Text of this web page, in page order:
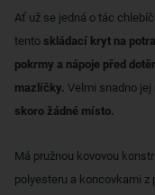
Ať už se jedná o tác
tento skládací kryt na
pokrmy a nápoje před
mazlíčky. Velmi snadno jej
skoro žádné místo.
Má pružnou kovovou
polyesteru a koncovkami z